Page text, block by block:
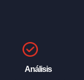
Análisis